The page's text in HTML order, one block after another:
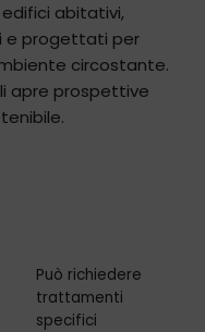
abitativi,
e progettati per
circostante.
apre prospettive
Può richiedere
trattamenti
specifici